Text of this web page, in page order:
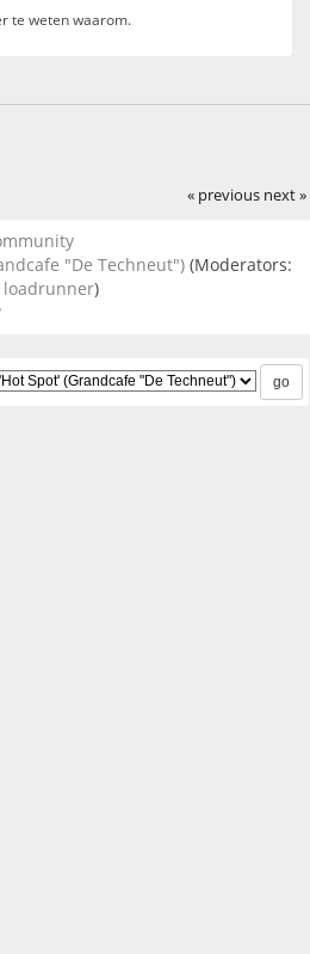
te weten waarom.
« previous next »
"De Techneut") (Moderators:
loadrunner)